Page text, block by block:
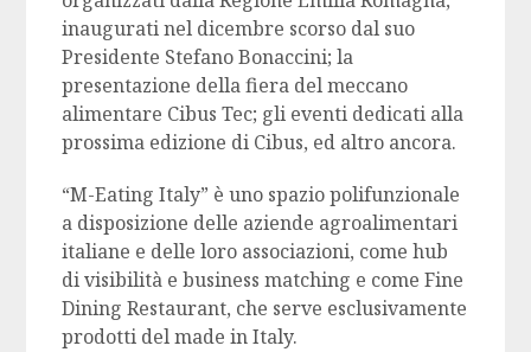
inaugurati nel dicembre scorso dal suo
Presidente Stefano Bonaccini; la
presentazione della fiera del meccano
alimentare Cibus Tec; gli eventi dedicati alla
prossima edizione di Cibus, ed altro ancora.
“M-Eating Italy” è uno spazio polifunzionale
a disposizione delle aziende agroalimentari
italiane e delle loro associazioni, come hub
di visibilità e business matching e come Fine
Dining Restaurant, che serve esclusivamente
prodotti del made in Italy.